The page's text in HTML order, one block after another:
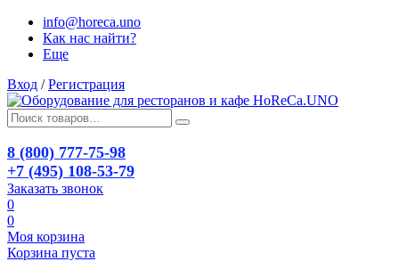
info@horeca.uno
Как нас найти?
Еще
Вход / Регистрация
8 (800) 777-75-98
+7 (495) 108-53-79
Заказать звонок
0
0
Моя корзина
Корзина пуста